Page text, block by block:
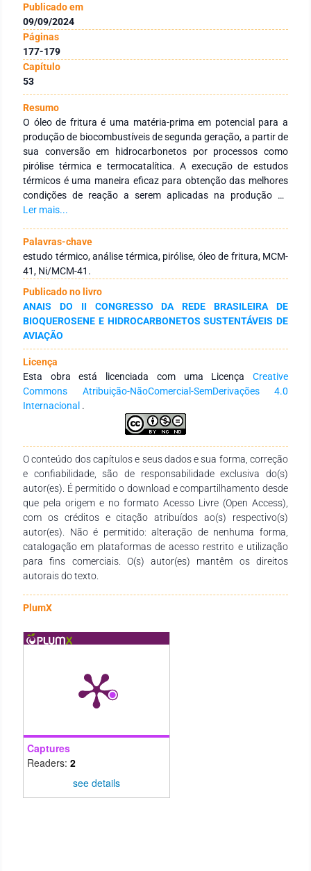
Publicado em
09/09/2024
Páginas
177-179
Capítulo
53
Resumo
O óleo de fritura é uma matéria-prima em potencial para a
produção de biocombustíveis de segunda geração, a partir de
sua conversão em hidrocarbonetos por processos como
pirólise térmica e termocatalítica. A execução de estudos
térmicos é uma maneira eficaz para obtenção das melhores
condições de reação a serem aplicadas na produção de
combustíveis renováveis, assim como as análises térmicas
óleo de fritura, foi determinada a melhor condição com
rampas de temperatura de 350-550 °C, a 10 °C/min e tempo
de permanência de 5 minutos. As análises térmicas
demonstraram uma baixa estabilidade térmica do óleo até
360 °C, aproximadamente, atribuída às diversas vezes em que
foi submetido a temperaturas elevadas por seu uso em
frituras, com maiores resíduos obtidos nas reações de óleo de
fritura com MCM-41 (OFT+MCM-41) e menores na reação do
óleo de fritura puro (OFT).
Ler mais...
Palavras-chave
estudo térmico, análise térmica, pirólise, óleo de fritura, MCM-
41, Ni/MCM-41.
Publicado no livro
ANAIS DO II CONGRESSO DA REDE BRASILEIRA DE
BIOQUEROSENE E HIDROCARBONETOS SUSTENTÁVEIS DE
AVIAÇÃO
Licença
Esta obra está licenciada com uma Licença Creative
Commons Atribuição-NãoComercial-SemDerivações 4.0
Internacional .
O conteúdo dos capítulos e seus dados e sua forma, correção
e confiabilidade, são de responsabilidade exclusiva do(s)
autor(es). É permitido o download e compartilhamento desde
que pela origem e no formato Acesso Livre (Open Access),
com os créditos e citação atribuídos ao(s) respectivo(s)
autor(es). Não é permitido: alteração de nenhuma forma,
catalogação em plataformas de acesso restrito e utilização
para fins comerciais. O(s) autor(es) mantêm os direitos
autorais do texto.
PlumX
Captures
Readers: 2
see details